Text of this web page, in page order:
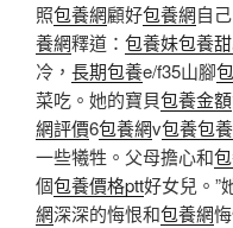
照包養網顧好包養網自
養網釋道： 包養妹包養
冷， 長期包養e/f35山腳
菜吃。她的寶貝包養金額
網評價6包養網v包養包
一些犧牲。父母擔心和
個包養價格ptt好女兒。”
網深深的悔恨和包養網